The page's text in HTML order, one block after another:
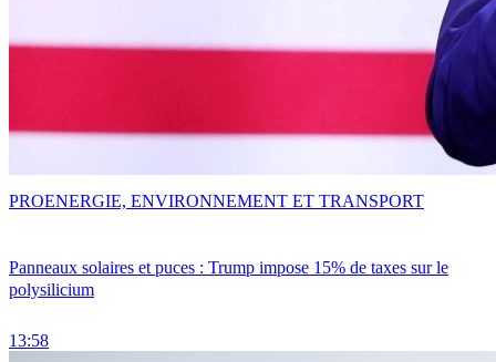
Panneaux solaires et puces : Trump impose 15% de taxes sur le
polysilicium
13:58
PROENERGIE, ENVIRONNEMENT ET TRANSPORT